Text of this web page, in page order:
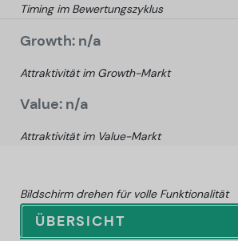
Timing im Bewertungszyklus
Growth: n/a
Attraktivität im Growth-Markt
Value: n/a
Attraktivität im Value-Markt
Bildschirm drehen für volle Funktionalität
ÜBERSICHT